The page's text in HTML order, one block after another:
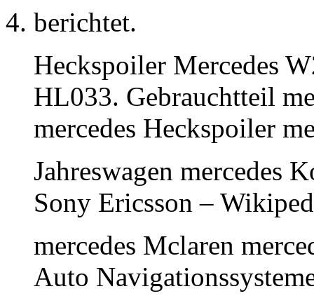
berichtet.
Heckspoiler Mercedes
HL033. Gebrauchtteil
mercedes Heckspoiler
Jahreswagen mercedes
Sony Ericsson –
mercedes Mclaren
Auto